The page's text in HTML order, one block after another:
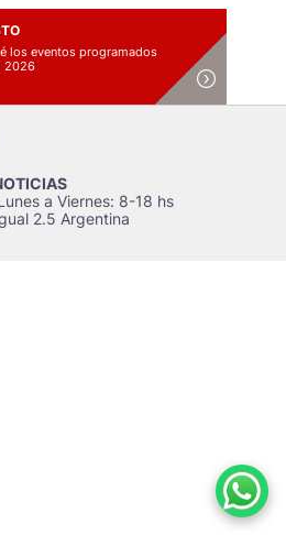
los eventos programados
2026
a Viernes: 8-18 hs
2.5 Argentina